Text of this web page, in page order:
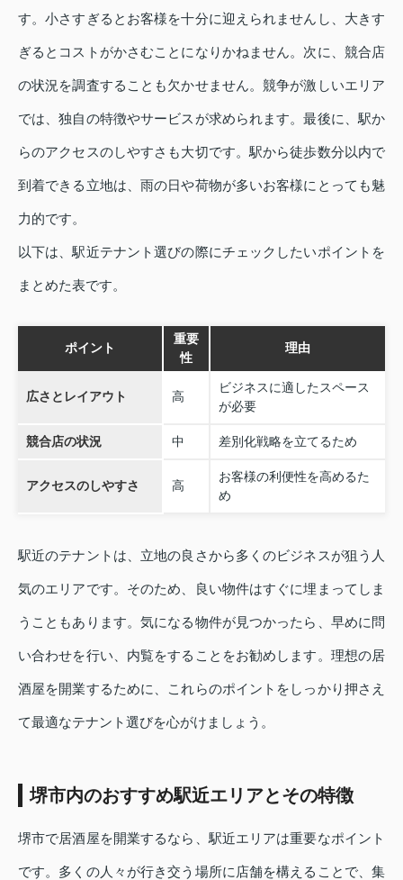
す。小さすぎるとお客様を十分に迎えられませんし、大きす
ぎるとコストがかさむことになりかねません。次に、競合店
の状況を調査することも欠かせません。競争が激しいエリア
では、独自の特徴やサービスが求められます。最後に、駅か
らのアクセスのしやすさも大切です。駅から徒歩数分以内で
到着できる立地は、雨の日や荷物が多いお客様にとっても魅
力的です。
以下は、駅近テナント選びの際にチェックしたいポイントを
まとめた表です。
ポイント
重要
性
理由
広さとレイアウト 高
ビジネスに適したスペース
が必要
競合店の状況 中 差別化戦略を立てるため
アクセスのしやすさ 高
お客様の利便性を高めるた
め
駅近のテナントは、立地の良さから多くのビジネスが狙う人
気のエリアです。そのため、良い物件はすぐに埋まってしま
うこともあります。気になる物件が見つかったら、早めに問
い合わせを行い、内覧をすることをお勧めします。理想の居
酒屋を開業するために、これらのポイントをしっかり押さえ
て最適なテナント選びを心がけましょう。
堺市内のおすすめ駅近エリアとその特徴
堺市で居酒屋を開業するなら、駅近エリアは重要なポイント
です。多くの人々が行き交う場所に店舗を構えることで、集